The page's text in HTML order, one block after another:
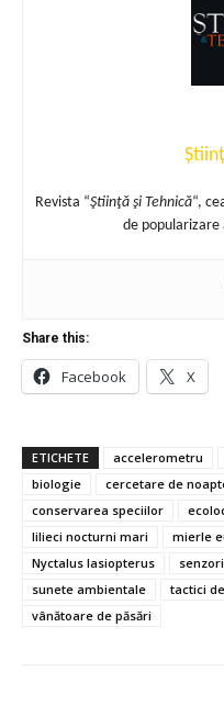
Revista “Ştiinţă şi Tehnică“,
de popularizare
Share this:
Facebook X
ETICHETE accelerometru
biologie
cercetare de
conservarea speciilor
lilieci nocturni mari
mierle
Nyctalus lasiopterus
sunete ambientale
tactici
vânătoare de păsări